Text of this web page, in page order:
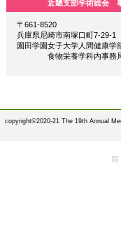
近畿支部学術総会 事
〒661-8520
兵庫県尼崎市南塚口町7-29-1
園田学園女子大学人間健康学
食物栄養学科内事務
copyright©2020-21 The 19th Annual